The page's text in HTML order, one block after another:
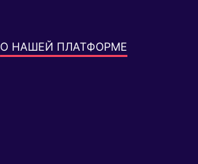
О НАШЕЙ ПЛАТФОРМЕ